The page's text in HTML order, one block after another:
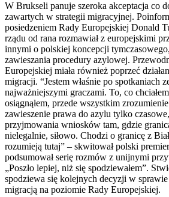
W Brukseli panuje szeroka akceptacja co
zawartych w strategii migracyjnej.
posiedzeniem Rady Europejskiej Donald
rządu od rana rozmawiał z europejskimi
innymi o polskiej koncepcji
zawieszania procedury azylowej.
Europejskiej miała również poprzeć
migracji. “Jestem właśnie po spotkaniach
najważniejszymi graczami. To, co
osiągnąłem, przede wszystkim
zawieszenie prawa do azylu tylko
przyjmowania wniosków tam, gdzie
nielegalnie, siłowo. Chodzi o granicę z
rozumieją tutaj” – skwitował polski
podsumował serię rozmów z unijnymi
„Poszło lepiej, niż się spodziewałem”.
spodziewa się kolejnych decyzji w
migracją na poziomie Rady Europejskiej.